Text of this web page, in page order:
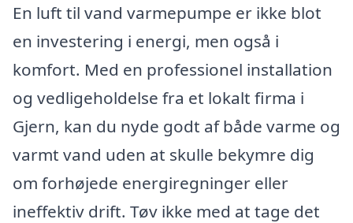
En luft til vand varmepumpe er ikke blot
en investering i energi, men også i
komfort. Med en professionel installation
og vedligeholdelse fra et lokalt firma i
Gjern, kan du nyde godt af både varme og
varmt vand uden at skulle bekymre dig
om forhøjede energiregninger eller
ineffektiv drift. Tøv ikke med at tage det